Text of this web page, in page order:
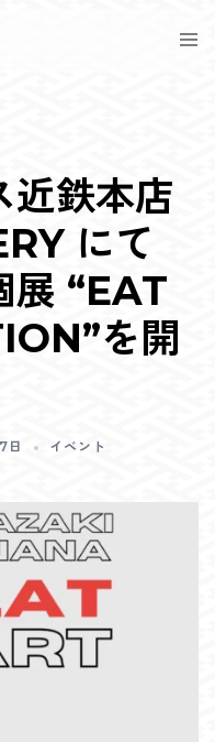
近鉄本店
にて
展 “EAT
を開
日 イベント